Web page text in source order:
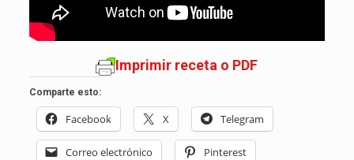
Imprimir receta o PDF
Comparte esto:
Facebook X Telegram
Correo electrónico Pinterest